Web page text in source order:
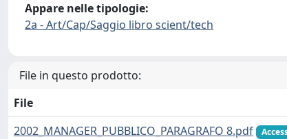
Appare nelle tipologie:
2a - Art/Cap/Saggio libro scient/tech
File in questo prodotto:
File
2002_MANAGER_PUBBLICO_PARAGRAFO 8.pdf